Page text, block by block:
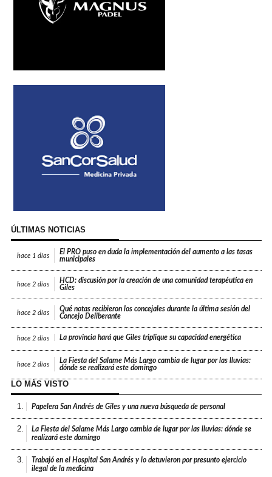
ÚLTIMAS NOTICIAS
hace 1 días
El PRO puso en duda la implementación del aumento a las tasas
municipales
hace 2 días
HCD: discusión por la creación de una comunidad terapéutica en
Giles
hace 2 días
Qué notas recibieron los concejales durante la última sesión del
Concejo Deliberante
hace 2 días La provincia hará que Giles triplique su capacidad energética
hace 2 días
La Fiesta del Salame Más Largo cambia de lugar por las lluvias:
dónde se realizará este domingo
LO MÁS VISTO
1. Papelera San Andrés de Giles y una nueva búsqueda de personal
2.
La Fiesta del Salame Más Largo cambia de lugar por las lluvias: dónde se
realizará este domingo
3.
Trabajó en el Hospital San Andrés y lo detuvieron por presunto ejercicio
ilegal de la medicina